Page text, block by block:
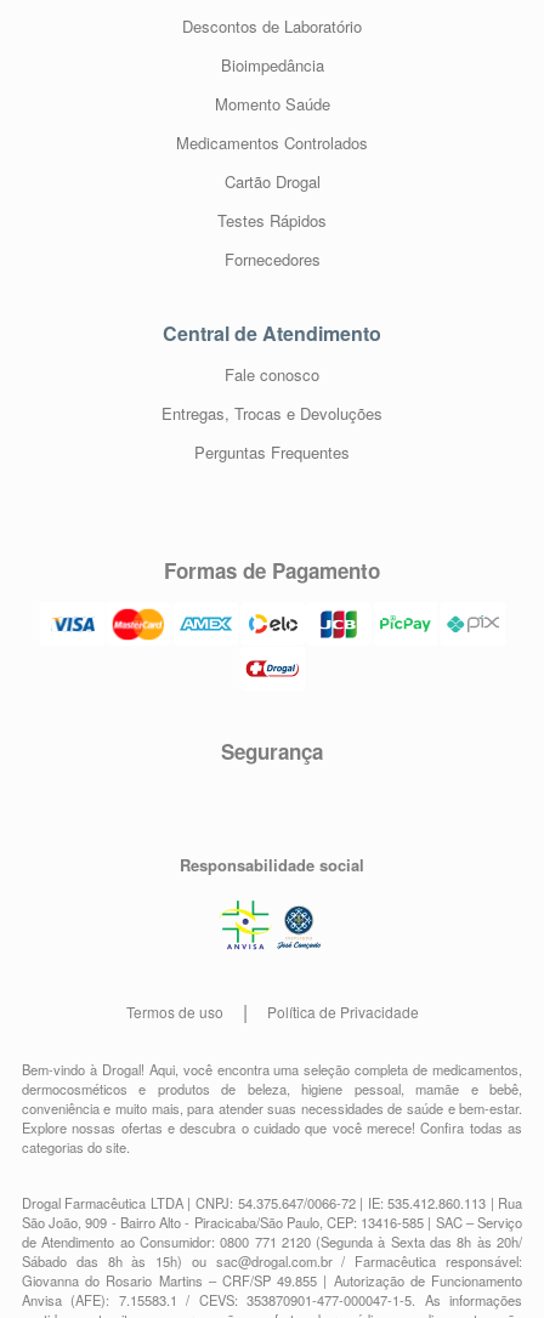
Descontos de Laboratório
Bioimpedância
Momento Saúde
Medicamentos Controlados
Cartão Drogal
Testes Rápidos
Fornecedores
Central de Atendimento
Fale conosco
Entregas, Trocas e Devoluções
Perguntas Frequentes
Formas de Pagamento
Segurança
Responsabilidade social
Termos de uso Política de Privacidade
Bem-vindo à Drogal! Aqui, você encontra uma seleção completa demedicamentos
dermocosméticos e produtos de beleza,higiene pessoal,mamãe e bebê
conveniênciae muito mais, para atender suas necessidades de saúde e bem-estar.
Explore nossas ofertas e descubra o cuidado que você merece!Confira todas as
categorias do site.
Drogal Farmacêutica LTDA | CNPJ: 54.375.647/0066-72 | IE: 535.412.860.113 | Rua
São João, 909 - Bairro Alto - Piracicaba/São Paulo, CEP: 13416-585 | SAC – Serviço
de Atendimento ao Consumidor: 0800 771 2120 (Segunda à Sexta das 8h às 20h/
Sábado das 8h às 15h) ou sac@drogal.com.br/ Farmacêutica responsável:
Giovanna do Rosario Martins – CRF/SP 49.855 | Autorização de Funcionamento
Anvisa (AFE): 7.15583.1 / CEVS: 353870901-477-000047-1-5. As informações